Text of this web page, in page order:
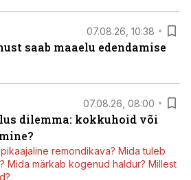
07.08.26, 10:38
saab maaelu edendamise
07.08.26, 08:00
dilemma: kokkuhoid või
remondikava? Mida tuleb
Mida märkab kogenud haldur? Millest